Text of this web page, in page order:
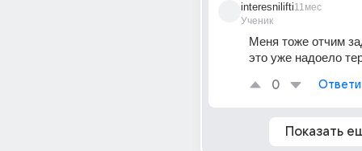
interesnilifti
Ученик
11мес
Меня тоже отчим
это уже надоело
0
Показать